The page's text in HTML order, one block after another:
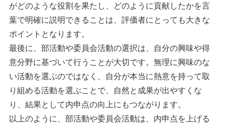
がどのような役割を果たし、どのように貢献したかを言
葉で明確に説明できることは、評価者にとっても大きな
ポイントとなります。
最後に、部活動や委員会活動の選択は、自分の興味や得
意分野に基づいて行うことが大切です。無理に興味のな
い活動を選ぶのではなく、自分が本当に熱意を持って取
り組める活動を選ぶことで、自然と成果が出やすくな
り、結果として内申点の向上にもつながります。
以上のように、部活動や委員会活動は、内申点を上げる